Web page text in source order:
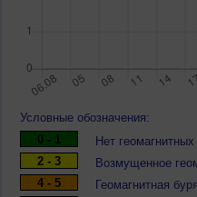
Условные обозначения:
0 - 1
Нет
2 - 3
Возмущенное
4 - 5
Геомагнитная буря